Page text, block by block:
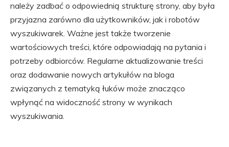
należy zadbać o odpowiednią strukturę strony, aby była
przyjazna zarówno dla użytkowników, jak i robotów
wyszukiwarek. Ważne jest także tworzenie
wartościowych treści, które odpowiadają na pytania i
potrzeby odbiorców. Regularne aktualizowanie treści
oraz dodawanie nowych artykułów na bloga
związanych z tematyką łuków może znacząco
wpłynąć na widoczność strony w wynikach
wyszukiwania.